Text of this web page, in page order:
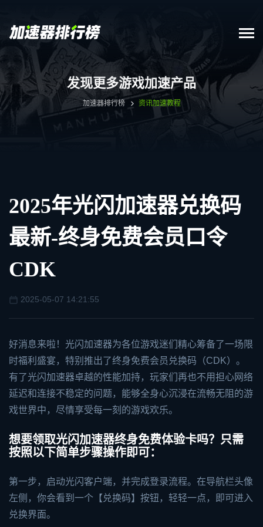
发现更多游戏加速产品
加速器排行榜 资讯加速教程
2025年光闪加速器兑换码
最新-终身免费会员口令
CDK
2025-05-07 14:21:55
好消息来啦！ 光闪加速器为各位游戏迷们精心筹备了一场限
时福利盛宴，特别推出了终身免费会员兑换码（CDK）。
有了光闪加速器卓越的性能加持，玩家们再也不用担心网络
延迟和连接不稳定的问题，能够全身心沉浸在流畅无阻的游
戏世界中，尽情享受每一刻的游戏欢乐。
想要领取光闪加速器终身免费体验卡吗？只需
按照以下简单步骤操作即可：
第一步，启动光闪客户端，并完成登录流程。在导航栏头像
左侧，你会看到一个【兑换码】按钮，轻轻一点，即可进入
兑换界面。